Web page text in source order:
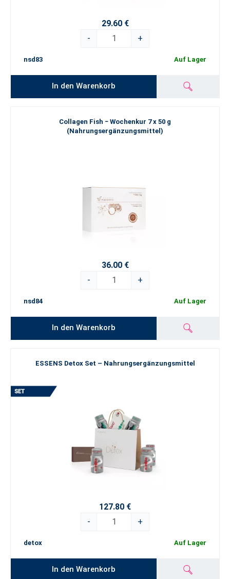
29.60 €
-
+
nsd83 Auf Lager
In den Warenkorb
Collagen Fish − Wochenkur 7 x 50 g
(Nahrungsergänzungsmittel)
36.00 €
-
+
nsd84 Auf Lager
In den Warenkorb
ESSENS Detox Set – Nahrungsergänzungsmittel
127.80 €
-
+
detox Auf Lager
In den Warenkorb